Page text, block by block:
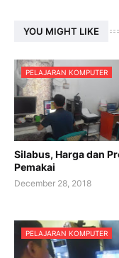
YOU MIGHT LIKE
PELAJARAN KOMPUTER
Silabus, Harga dan
Pemakai
December 28, 2018
PELAJARAN KOMPUTER